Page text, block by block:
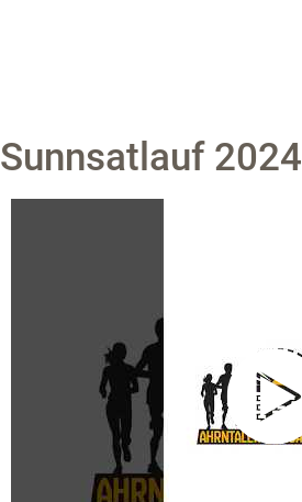
Sunnsatlauf 2024